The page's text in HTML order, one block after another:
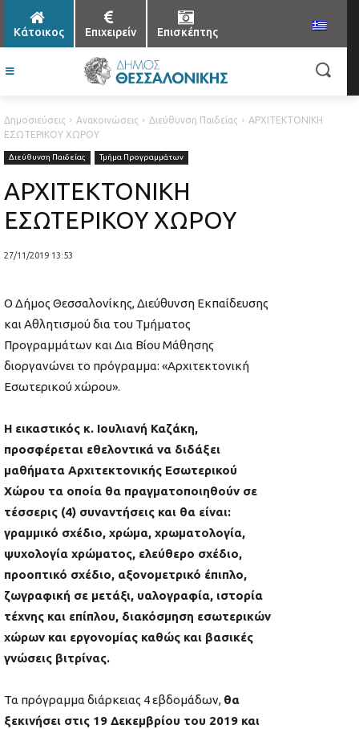
Κάτοικος Επιχειρείν Επισκέπτης
Δημοσιεύσεις Ανακοινώσεις Διεύθυνση Παιδείας
ΑΡΧΙΤΕΚΤΟΝΙΚΗ
ΕΣΩΤΕΡΙΚΟΥ ΧΩΡΟΥ
Διεύθυνση Παιδείας Τμήμα Προγραμμάτων
ΑΡΧΙΤΕΚΤΟΝΙΚΗ
ΕΣΩΤΕΡΙΚΟΥ ΧΩΡΟΥ
27/11/2019 13:53
Ο Δήμος Θεσσαλονίκης, Διεύθυνση Εκπαίδευσης
και Αθλητισμού δια του Τμήματος
Προγραμμάτων και Δια Βίου Μάθησης
διοργανώνει το πρόγραμμα: «Αρχιτεκτονική
Εσωτερικού χώρου».
Η εικαστικός κ. Ιουλιανή Καζάκη,
προσφέρεται εθελοντικά να διδάξει
μαθήματα Αρχιτεκτονικής Εσωτερικού
Χώρου τα οποία θα πραγματοποιηθούν σε
τέσσερις (4) συναντήσεις και θα είναι:
γραμμικό σχέδιο, χρώμα, χρωματολογία,
ψυχολογία χρώματος, ελεύθερο σχέδιο,
προοπτικό σχέδιο, αξονομετρικό έπιπλο,
ζωγραφική σε μετάξι, υαλογραφία, ιστορία
τέχνης και επίπλου, διακόσμηση εσωτερικών
χώρων και εργονομίας καθώς και βασικές
γνώσεις βιτρίνας.
Τα πρόγραμμα διάρκειας 4 εβδομάδων, θα
ξεκινήσει στις 19 Δεκεμβρίου του 2019 και